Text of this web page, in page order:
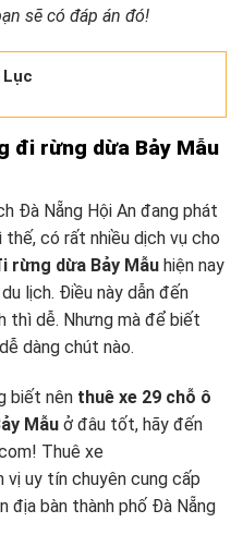
sẽ có đáp án đó!
Lục
đi rừng dừa Bảy Mẫu
Đà Nẵng Hội An đang phát
có rất nhiều dịch vụ cho
rừng dừa Bảy Mẫu hiện nay
lịch. Điều này dẫn đến
thì dễ. Nhưng mà để biết
dàng chút nào.
biết nên thuê xe 29 chỗ ô
Mẫu ở đâu tốt, hãy đến
Thuê xe
vị uy tín chuyên cung cấp
địa bàn thành phố Đà Nẵng